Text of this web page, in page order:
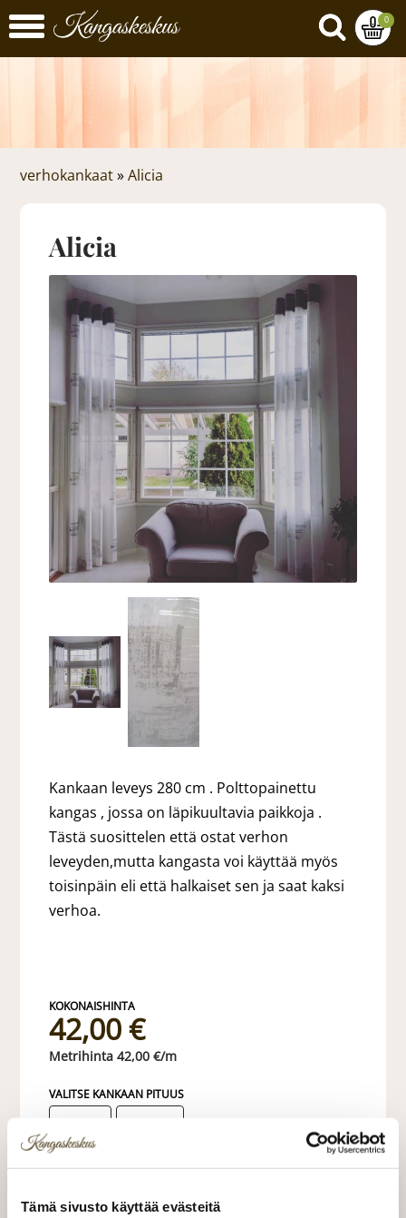
Tämä sivusto käyttää evästeitä
0
verhokankaat »Alicia
Alicia
Kankaan leveys 280 cm . Polttopainettu
kangas , jossa on läpikuultavia paikkoja .
Tästä suosittelen että ostat verhon
leveyden,mutta kangasta voi käyttää myös
toisinpäin eli että halkaiset sen ja saat kaksi
verhoa.
42,00 €
42,00 €/m
VALITSE KANKAAN PITUUS